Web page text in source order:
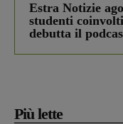
Estra Notizie
studenti
debutta il
Più lette